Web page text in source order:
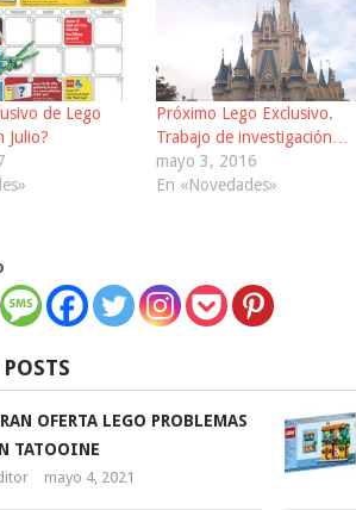
de Lego
Julio?
Próximo Lego Exclusivo.
Trabajo de investigación…
mayo 3, 2016
En «Novedades»
OFERTA LEGO PROBLEMAS
TATOOINE
mayo 4, 2021